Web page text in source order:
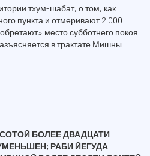
тхум-шабат, о том, как
пункта и отмеривают 2 000
место субботнего покоя
в трактате Мишны
БОЛЕЕ ДВАДЦАТИ
РАБИ ЙЕГУДА